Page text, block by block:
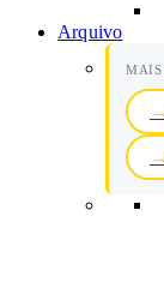
Arquivo
MAIS